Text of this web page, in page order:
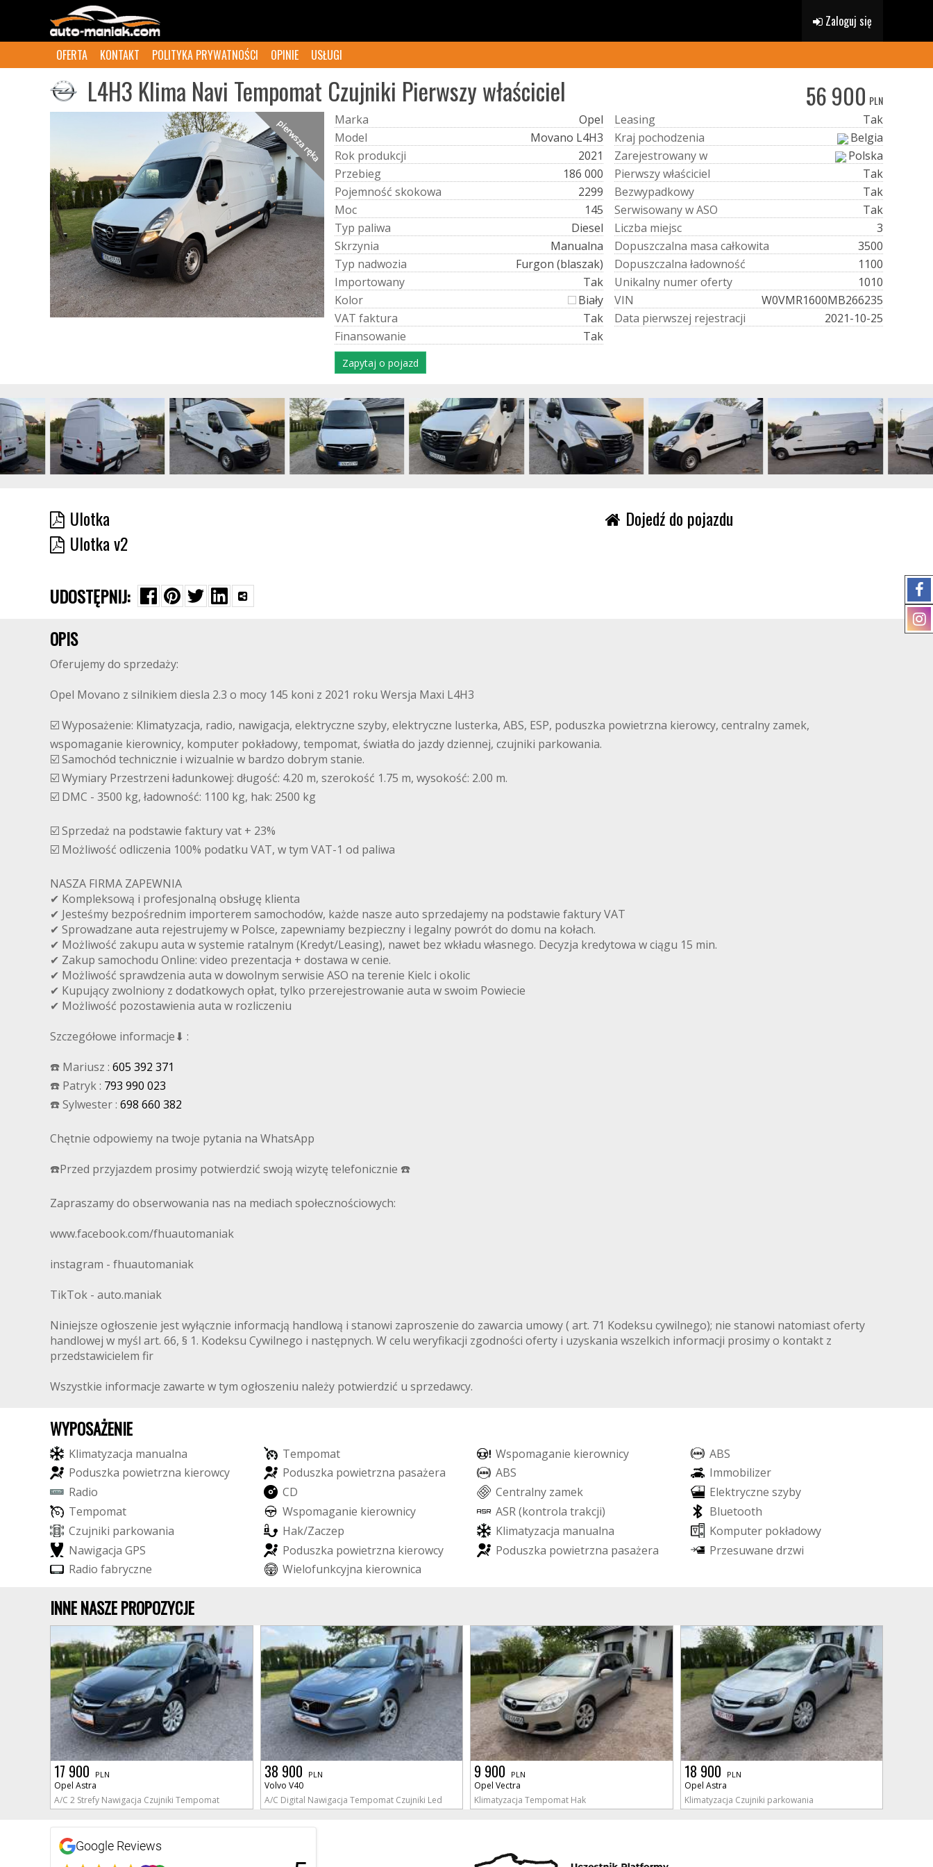
Zaloguj się
OFERTA KONTAKT POLITYKA PRYWATNOŚCI OPINIE USŁUGI
L4H3 Klima Navi Tempomat Czujniki Pierwszy właściciel 56 900 PLN
pierwsza ręka Marka
Opel
Model
Movano L4H3
Rok produkcji
2021
Przebieg
186 000
Pojemność skokowa
2299
Moc
145
Typ paliwa
Diesel
Skrzynia
Manualna
Typ nadwozia
Furgon (blaszak)
Importowany
Tak
Kolor
Biały
VAT faktura
Tak
Finansowanie Tak
Leasing
Tak
Kraj pochodzenia
Belgia
Zarejestrowanyw
Polska
Pierwszywłaściciel
Tak
Bezwypadkowy
Tak
SerwisowanywASO
Tak
Liczba miejsc
3
Dopuszczalna masa całkowita
3500
Dopuszczalna ładowność
1100
Unikalny numeroferty
1010
VIN
W0VMR1600MB266235
Data pierwszej rejestracji 2021-10-25
Zapytaj o pojazd
Ulotka
Ulotka v2
Dojedź do pojazdu
UDOSTĘPNIJ:
OPIS
Oferujemy do sprzedaży:
Opel Movano z silnikiem diesla 2.3 o mocy 145 koni z 2021 roku Wersja Maxi L4H3
☑️ Wyposażenie: Klimatyzacja, radio, nawigacja, elektryczne szyby, elektryczne lusterka, ABS, ESP, poduszka powietrzna kierowcy, centralny zamek,
wspomaganie kierownicy, komputer pokładowy, tempomat, światła do jazdy dziennej, czujniki parkowania.
☑️ Samochód technicznie i wizualnie w bardzo dobrym stanie.
☑️ Wymiary Przestrzeni ładunkowej: długość: 4.20 m, szerokość 1.75 m, wysokość: 2.00 m.
☑️ DMC - 3500 kg, ładowność: 1100 kg, hak: 2500 kg
☑️ Sprzedaż na podstawie faktury vat + 23%
☑️ Możliwość odliczenia 100% podatku VAT, w tym VAT-1 od paliwa
NASZA FIRMA ZAPEWNIA
✔ Kompleksową i profesjonalną obsługę klienta
✔ Jesteśmy bezpośrednim importerem samochodów, każde nasze auto sprzedajemy na podstawie faktury VAT
✔ Sprowadzane auta rejestrujemy w Polsce, zapewniamy bezpieczny i legalny powrót do domu na kołach.
✔ Możliwość zakupu auta w systemie ratalnym (Kredyt/Leasing), nawet bez wkładu własnego. Decyzja kredytowa w ciągu 15 min.
✔ Zakup samochodu Online: video prezentacja + dostawa w cenie.
✔ Możliwość sprawdzenia auta w dowolnym serwisie ASO na terenie Kielc i okolic
✔ Kupujący zwolniony z dodatkowych opłat, tylko przerejestrowanie auta w swoim Powiecie
✔ Możliwość pozostawienia auta w rozliczeniu
Szczegółowe informacje⬇ :
☎️ Mariusz : 605 392 371
☎️ Patryk : 793 990 023
☎️ Sylwester : 698 660 382
Chętnie odpowiemy na twoje pytania na WhatsApp
☎️Przed przyjazdem prosimy potwierdzić swoją wizytę telefonicznie ☎️
Zapraszamy do obserwowania nas na mediach społecznościowych:
www.facebook.com/fhuautomaniak
instagram - fhuautomaniak
TikTok - auto.maniak
Niniejsze ogłoszenie jest wyłącznie informacją handlową i stanowi zaproszenie do zawarcia umowy ( art. 71 Kodeksu cywilnego); nie stanowi natomiast oferty
handlowej w myśl art. 66, § 1. Kodeksu Cywilnego i następnych. W celu weryfikacji zgodności oferty i uzyskania wszelkich informacji prosimy o kontakt z
przedstawicielem fir
Wszystkie informacje zawarte w tym ogłoszeniu należy potwierdzić u sprzedawcy.
WYPOSAŻENIE
Klimatyzacja manualna Tempomat Wspomaganie kierownicy ABS
Poduszka powietrzna kierowcy Poduszka powietrzna pasażera ABS Immobilizer
Radio CD Centralny zamek Elektryczne szyby
Tempomat Wspomaganie kierownicy ASR(kontrola trakcji) Bluetooth
Czujniki parkowania Hak/Zaczep Klimatyzacja manualna Komputer pokładowy
Nawigacja GPS Poduszka powietrzna kierowcy Poduszka powietrzna pasażera Przesuwane drzwi
Radio fabryczne Wielofunkcyjna kierownica
INNE NASZE PROPOZYCJE
17 900 PLN
Opel Astra
A/C 2 Strefy Nawigacja Czujniki Tempomat
38 900 PLN
Volvo V40
A/C Digital Nawigacja Tempomat Czujniki Led
9 900 PLN
Opel Vectra
Klimatyzacja Tempomat Hak
18 900 PLN
Opel Astra
Klimatyzacja Czujniki parkowania
Google Reviews